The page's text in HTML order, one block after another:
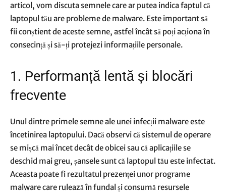
articol, vom discuta semnele care ar putea indica faptul că
laptopul tău are probleme de malware. Este important să
fii conștient de aceste semne, astfel încât să poți acționa în
consecință și să-ți protejezi informațiile personale.
1. Performanță lentă și blocări
frecvente
Unul dintre primele semne ale unei infecții malware este
încetinirea laptopului. Dacă observi că sistemul de operare
se mișcă mai încet decât de obicei sau că aplicațiile se
deschid mai greu, șansele sunt că laptopul tău este infectat.
Aceasta poate fi rezultatul prezenței unor programe
malware care rulează în fundal și consumă resursele